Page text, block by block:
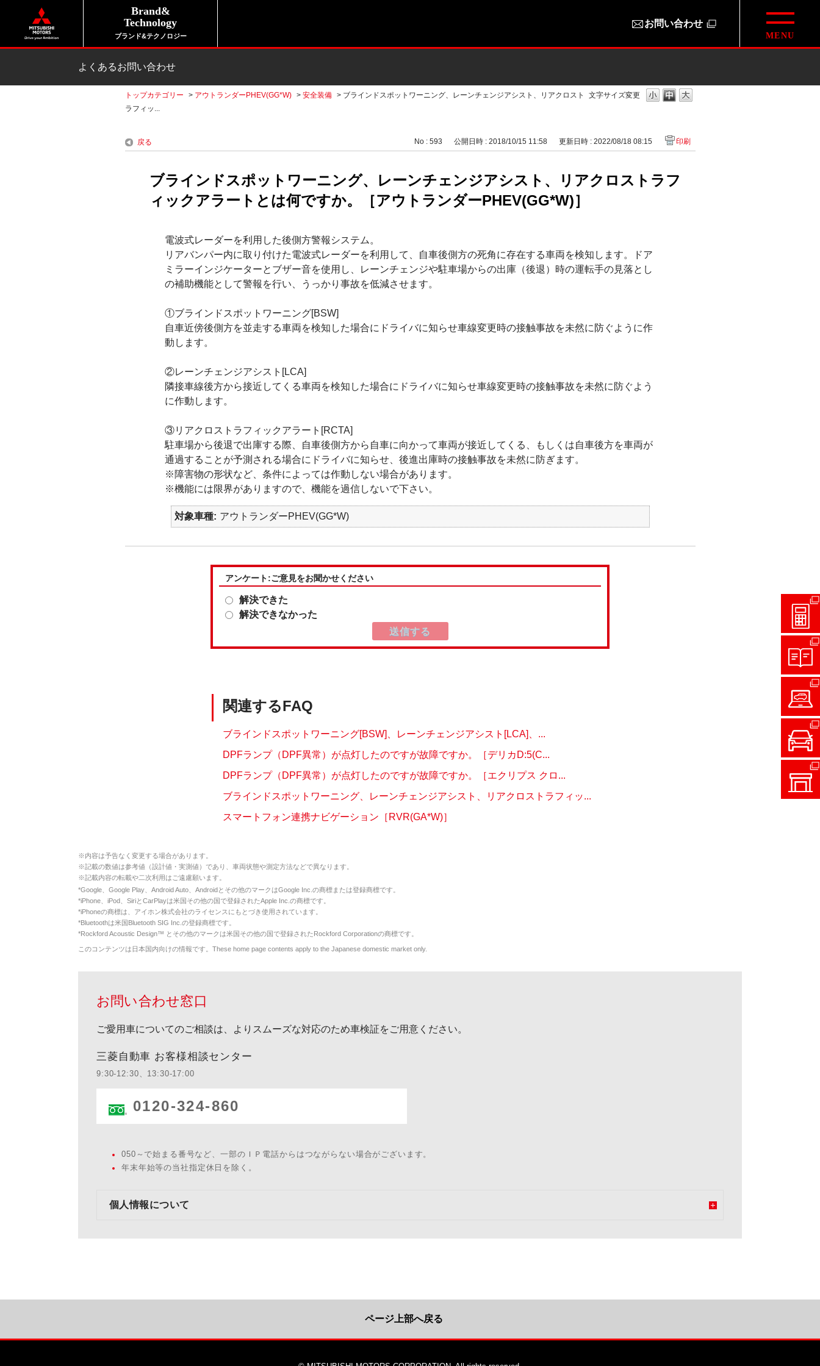
Brand&
Technology
ブランド&テクノロジー
お問い合わせ
よくあるお問い合わせ
文字サイズ変更
トップカテゴリー > アウトランダーPHEV(GG*W) > 安全装備 > ブラインドスポットワーニング、レーンチェンジアシスト、リアクロスト
ラフィッ...
戻る No : 593 公開日時 : 2018/10/15 11:58 更新日時 : 2022/08/18 08:15 印刷
ブラインドスポットワーニング、レーンチェンジアシスト、リアクロストラフ
ィックアラートとは何ですか。［アウトランダーPHEV(GG*W)］
電波式レーダーを利用した後側方警報システム。
リアバンパー内に取り付けた電波式レーダーを利用して、自車後側方の死角に存在する車両を検知します。ドア
ミラーインジケーターとブザー音を使用し、レーンチェンジや駐車場からの出庫（後退）時の運転手の見落とし
の補助機能として警報を行い、うっかり事故を低減させます。
①ブラインドスポットワーニング[BSW]
自車近傍後側方を並走する車両を検知した場合にドライバに知らせ車線変更時の接触事故を未然に防ぐように作
動します。
②レーンチェンジアシスト[LCA]
隣接車線後方から接近してくる車両を検知した場合にドライバに知らせ車線変更時の接触事故を未然に防ぐよう
に作動します。
③リアクロストラフィックアラート[RCTA]
駐車場から後退で出庫する際、自車後側方から自車に向かって車両が接近してくる、もしくは自車後方を車両が
通過することが予測される場合にドライバに知らせ、後進出庫時の接触事故を未然に防ぎます。
※障害物の形状など、条件によっては作動しない場合があります。
※機能には限界がありますので、機能を過信しないで下さい。
対象車種 アウトランダーPHEV(GG*W)
アンケート:ご意見をお聞かせください
解決できた
解決できなかった
関連するFAQ
ブラインドスポットワーニング[BSW]、レーンチェンジアシスト[LCA]、...
DPFランプ（DPF異常）が点灯したのですが故障ですか。［デリカD:5(C...
DPFランプ（DPF異常）が点灯したのですが故障ですか。［エクリプス クロ...
ブラインドスポットワーニング、レーンチェンジアシスト、リアクロストラフィッ...
スマートフォン連携ナビゲーション［RVR(GA*W)］
※内容は予告なく変更する場合があります。
※記載の数値は参考値（設計値・実測値）であり、車両状態や測定方法などで異なります。
※記載内容の転載や二次利用はご遠慮願います。
*Google、Google Play、Android Auto、Androidとその他のマークはGoogle Inc.の商標または登録商標です。
*iPhone、iPod、SiriとCarPlayは米国その他の国で登録されたApple Inc.の商標です。
*iPhoneの商標は、アイホン株式会社のライセンスにもとづき使用されています。
*Bluetoothは米国Bluetooth SIG Inc.の登録商標です。
*Rockford Acoustic Design™ とその他のマークは米国その他の国で登録されたRockford Corporationの商標です。
このコンテンツは日本国内向けの情報です。These home page contents apply to the Japanese domestic market only.
お問い合わせ窓口
ご愛用車についてのご相談は、よりスムーズな対応のため車検証をご用意ください。
三菱自動車 お客様相談センター
9:30-12:30、13:30-17:00
0120-324-860
050～で始まる番号など、一部のＩＰ電話からはつながらない場合がございます。
年末年始等の当社指定休日を除く。
個人情報について
ページ上部へ戻る